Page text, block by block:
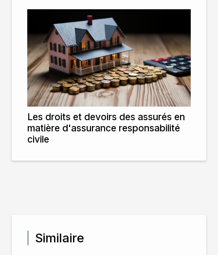
Les droits et devoirs des assurés en
matière d'assurance responsabilité
civile
Similaire